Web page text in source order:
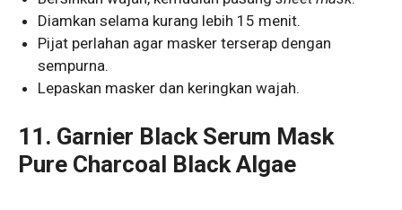
Diamkan selama kurang lebih 15 menit.
Pijat perlahan agar masker terserap dengan
sempurna.
Lepaskan masker dan keringkan wajah.
11. Garnier Black Serum Mask
Pure Charcoal Black Algae